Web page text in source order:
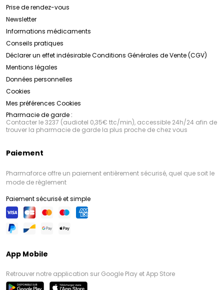
Prise de rendez-vous
Newsletter
Informations médicaments
Conseils pratiques
Déclarer un effet indésirableConditions Générales de Vente (CGV)
Mentions légales
Données personnelles
Cookies
Mes préférences Cookies
Pharmacie de garde :
Contacter le 3237 (audiotel 0,35€ ttc/min), accessible 24h/24 afin de
trouver la pharmacie de garde la plus proche de chez vous
Paiement
Pharmaforce offre un paiement entièrement sécurisé, quel que soit le
mode de règlement
Paiement sécurisé et simple
App Mobile
Retrouver notre application sur Google Play et App Store